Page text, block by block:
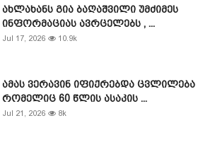
ახლახანს გია ბაღაშვილი უმძიმეს
ინფორმაციას ავრცელებს , ...
Jul 17, 2026 10.9k
ამას ვერავინ იფიქრებდა ცვლილება
რომელიც 60 წლის ასაკის ...
Jul 21, 2026 8k